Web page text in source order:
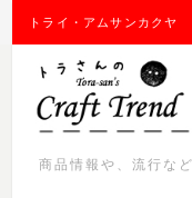
トライ・アムサンカクヤ
商品情報や、流行な